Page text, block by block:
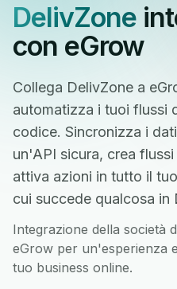
DelivZone
con eGrow
Collega DelivZone a
automatizza i tuoi flussi
codice. Sincronizza i
un'API sicura, crea
attiva azioni in tutto il
cui succede qualcosa in
Integrazione della società
eGrow per un'esperienza
tuo business online.